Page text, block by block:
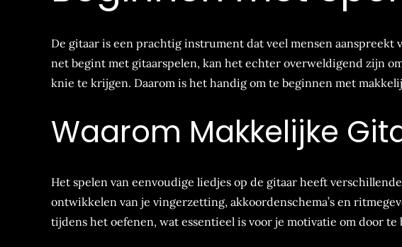
De gitaar is een prachtig instrument dat veel mensen
net begint met gitaarspelen, kan het echter overweldigend zijn
knie te krijgen. Daarom is het handig om te beginnen met
Waarom Makkelijke
Het spelen van eenvoudige liedjes op de gitaar heeft
ontwikkelen van je vingerzetting, akkoordenschema’s en
tijdens het oefenen, wat essentieel is voor je motivatie om door te